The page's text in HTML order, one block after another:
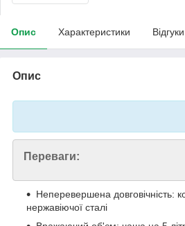
Опис Характеристики
Опис
Переваги:
Неперевершена довговічність:
нержавіючої сталі